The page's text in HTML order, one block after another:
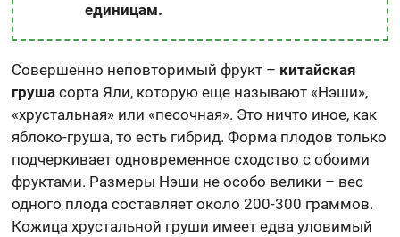
единицам.
Совершенно неповторимый фрукт – китайская
груша сорта Яли, которую еще называют «Нэши»,
«хрустальная» или «песочная». Это ничто иное, как
яблоко-груша, то есть гибрид. Форма плодов только
подчеркивает одновременное сходство с обоими
фруктами. Размеры Нэши не особо велики – вес
одного плода составляет около 200-300 граммов.
Кожица хрустальной груши имеет едва уловимый